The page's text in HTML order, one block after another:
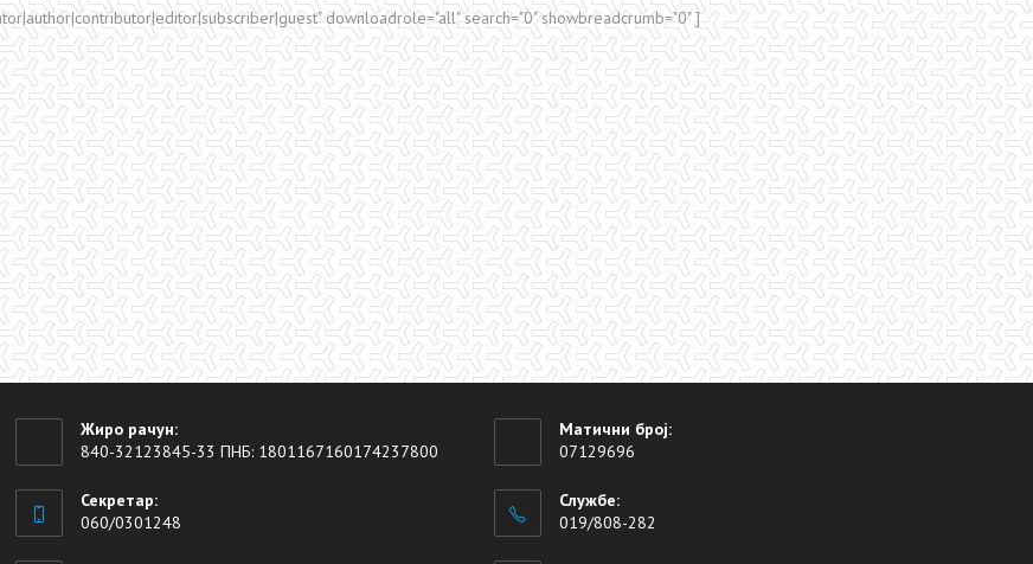
downloadrole="all" search="0" showbreadcrumb="0" ]
Жиро рачун:
840-32123845-33 ПНБ: 1801167160174237800
Секретар:
060/0301248
Матични број:
07129696
Службе:
019/808-282